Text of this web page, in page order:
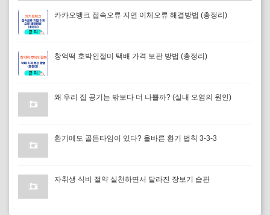
카카오뱅크 접속오류 지연 이체오류 해결방법 (총정리)
창억떡 호박인절미 택배 가격 보관 방법 (총정리)
왜 우리 집 공기는 밖보다 더 나쁠까? (실내 오염의 원인)
환기에도 골든타임이 있다? 올바른 환기 법칙 3-3-3
자취생 식비 절약 실천하면서 달라진 장보기 습관